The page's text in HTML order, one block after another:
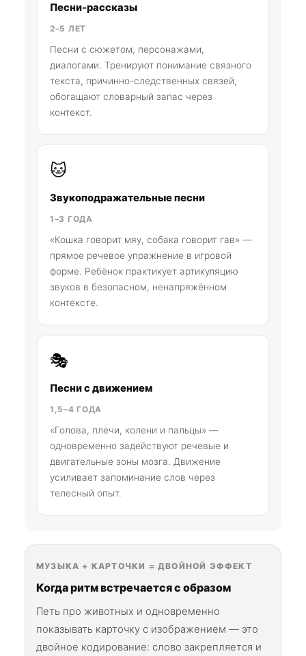
Песни-рассказы
2–5 ЛЕТ
Песни с сюжетом, персонажами,
диалогами. Тренируют понимание связного
текста, причинно-следственных связей,
обогащают словарный запас через
контекст.
🐱
Звукоподражательные песни
1–3 ГОДА
«Кошка говорит мяу, собака говорит гав» —
прямое речевое упражнение в игровой
форме. Ребёнок практикует артикуляцию
звуков в безопасном, ненапряжённом
контексте.
🎭
Песни с движением
1,5–4 ГОДА
«Голова, плечи, колени и пальцы» —
одновременно задействуют речевые и
двигательные зоны мозга. Движение
усиливает запоминание слов через
телесный опыт.
МУЗЫКА + КАРТОЧКИ = ДВОЙНОЙ ЭФФЕКТ
Когда ритм встречается с образом
Петь про животных и одновременно
показывать карточку с изображением — это
двойное кодирование: слово закрепляется и